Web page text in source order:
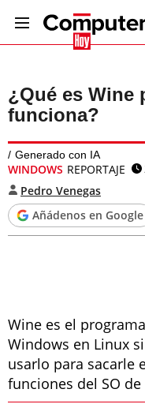
¿Qué es Wine
funciona?
Generado con IA
WINDOWS REPORTAJE
Pedro Venegas
Añádenos en Google
Wine es el
Windows en Linux
usarlo para sacarle
funciones del SO